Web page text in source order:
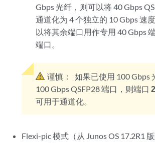
Gbps 光纤，则可以将 40 Gbps
通道化为 4 个独立的 10 Gbps 速
以将其余端口用作专用 40 Gbps
端口。
谨慎：
如果已使用 100 Gbps
100 Gbps QSFP28 端口，则端口
可用于通道化。
Flexi-pic 模式（从 Junos OS 17.2R1